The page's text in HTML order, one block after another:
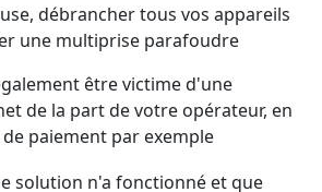
débrancher tous vos appareils
une multiprise parafoudre
être victime d'une
de la part de votre opérateur, en
paiement par exemple
solution n'a fonctionné et que